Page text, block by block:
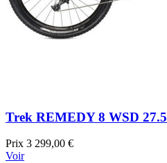
Trek REMEDY 8 WSD 27.5
Prix 3 299,00 €
Voir